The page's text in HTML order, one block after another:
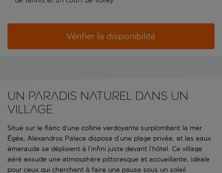
Vérifier la disponibilité
Un paradis naturel dans un
village
Situé sur le flanc d’une colline verdoyante surplombant la mer
Égée, Alexandros Palace dispose d’une plage privée, et les eaux
émeraude se déploient à l’infini juste devant l’hôtel. Ce village
aéré exsude une atmosphère pittoresque et accueillante, idéale
pour ceux qui cherchent à faire une pause sous un soleil